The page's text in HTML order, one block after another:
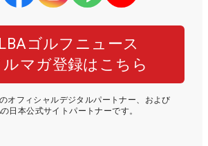
ゴルフニュース
ルマガ登録はこちら
オフィシャルデジタルパートナー、および
の日本公式サイトパートナーです。